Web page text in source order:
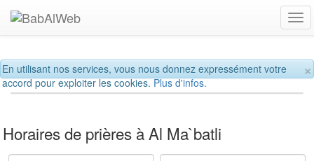
×
En utilisant nos services, vous nous donnez expressément votre
accord pour exploiter les cookies.Plus d'infos.
Horaires de prières à Al Ma`batli